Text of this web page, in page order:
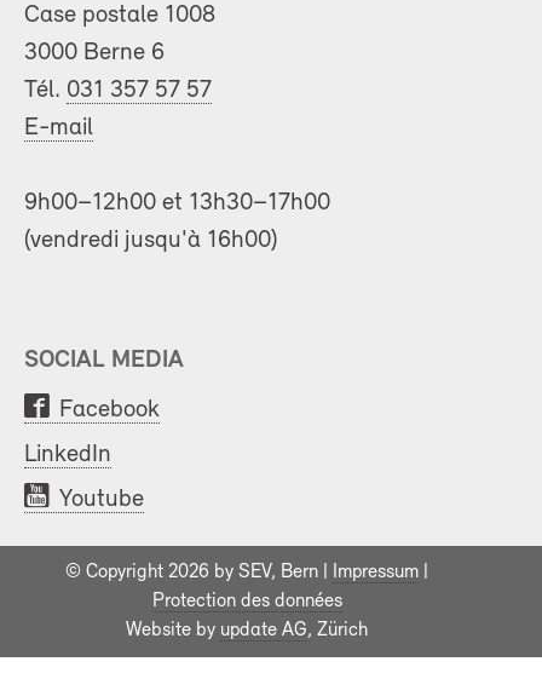
Case postale 1008
3000 Berne 6
Tél. 031 357 57 57
E-mail
9h00–12h00 et 13h30–17h00
(vendredi jusqu'à 16h00)
SOCIAL MEDIA
Facebook
LinkedIn
Youtube
© Copyright 2026 by SEV, Bern | Impressum
Protection des données
Website by update AG, Zürich